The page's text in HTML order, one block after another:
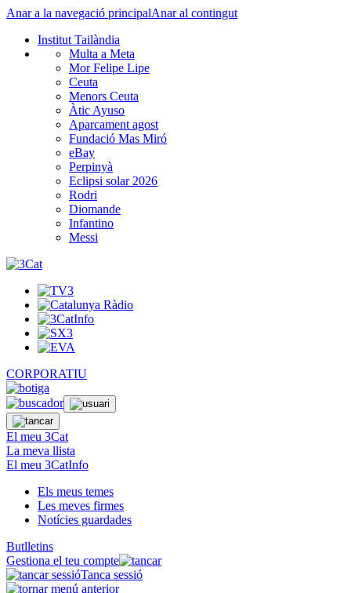
Anar a la navegació principalAnar al contingut
Institut Tailàndia
Multa a Meta
Mor Felipe Lipe
Ceuta
Menors Ceuta
Àtic Ayuso
Aparcament agost
Fundació Mas Miró
eBay
Perpinyà
Eclipsi solar 2026
Rodri
Diomande
Infantino
Messi
CORPORATIU
El meu 3Cat
La meva llista
El meu 3CatInfo
Els meus temes
Les meves firmes
Notícies guardades
Butlletins
Gestiona el teu compte
Tanca sessió